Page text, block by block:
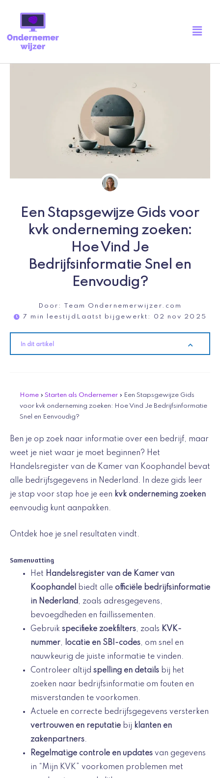
inhoud
Main
Menu
Een Stapsgewijze Gids voor
kvk onderneming zoeken:
Hoe Vind Je
Bedrijfsinformatie Snel en
Eenvoudig?
Door:
Team Ondernemerwijzer.com
7 min leestijd Laatst bijgewerkt: 02 nov 2025
In dit artikel
Home » Starten als Ondernemer » Een Stapsgewijze Gids
voor kvk onderneming zoeken: Hoe Vind Je Bedrijfsinformatie
Snel en Eenvoudig?
Ben je op zoek naar informatie over een bedrijf, maar
weet je niet waar je moet beginnen? Het
Handelsregister van de Kamer van Koophandel bevat
alle bedrijfsgegevens in Nederland. In deze gids leer
je stap voor stap hoe je een kvk onderneming zoeken
eenvoudig kunt aanpakken.
Ontdek hoe je snel resultaten vindt.
Samenvatting
Het Handelsregister van de Kamer van
Koophandel
biedt alle officiële bedrijfsinformatie
in Nederland , zoals adresgegevens,
bevoegdheden en faillissementen.
Gebruik specifieke zoekfilters, zoals KVK-
nummer, locatie en SBI-codes, om snel en
nauwkeurig de juiste informatie te vinden.
Controleer altijd spelling en details bij het
zoeken naar bedrijfsinformatie om fouten en
misverstanden te voorkomen.
Actuele en correcte bedrijfsgegevens versterken
vertrouwen en reputatie bij klanten en
zakenpartners.
Regelmatige controle en updates van gegevens
in “Mijn KVK” voorkomen problemen met